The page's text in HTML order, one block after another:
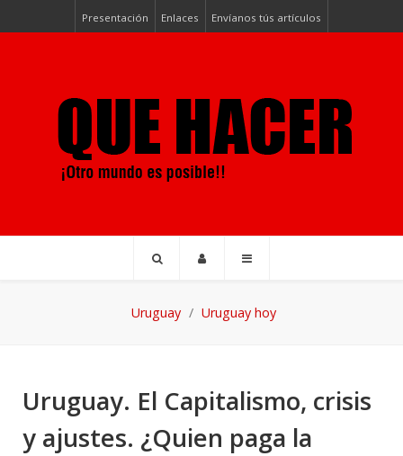
Presentación Enlaces Envíanos tús artículos
Uruguay Uruguay hoy
Uruguay. El Capitalismo, crisis
y ajustes. ¿Quien paga la